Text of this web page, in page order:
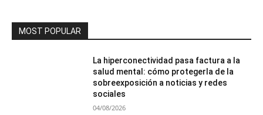
MOST POPULAR
La hiperconectividad pasa factura a la
salud mental: cómo protegerla de la
sobreexposición a noticias y redes
sociales
04/08/2026